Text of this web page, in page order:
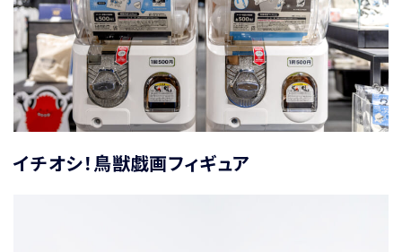
イチオシ！鳥獣戯画フィギュア